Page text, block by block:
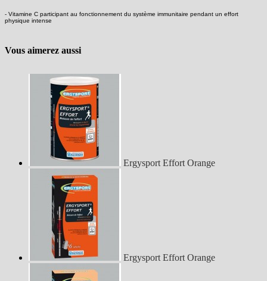
- Vitamine C participant au fonctionnement du système immunitaire pendant un effort
physique intense
Vous aimerez aussi
Ergysport Effort Orange
Ergysport Effort Orange